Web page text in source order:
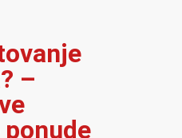
–